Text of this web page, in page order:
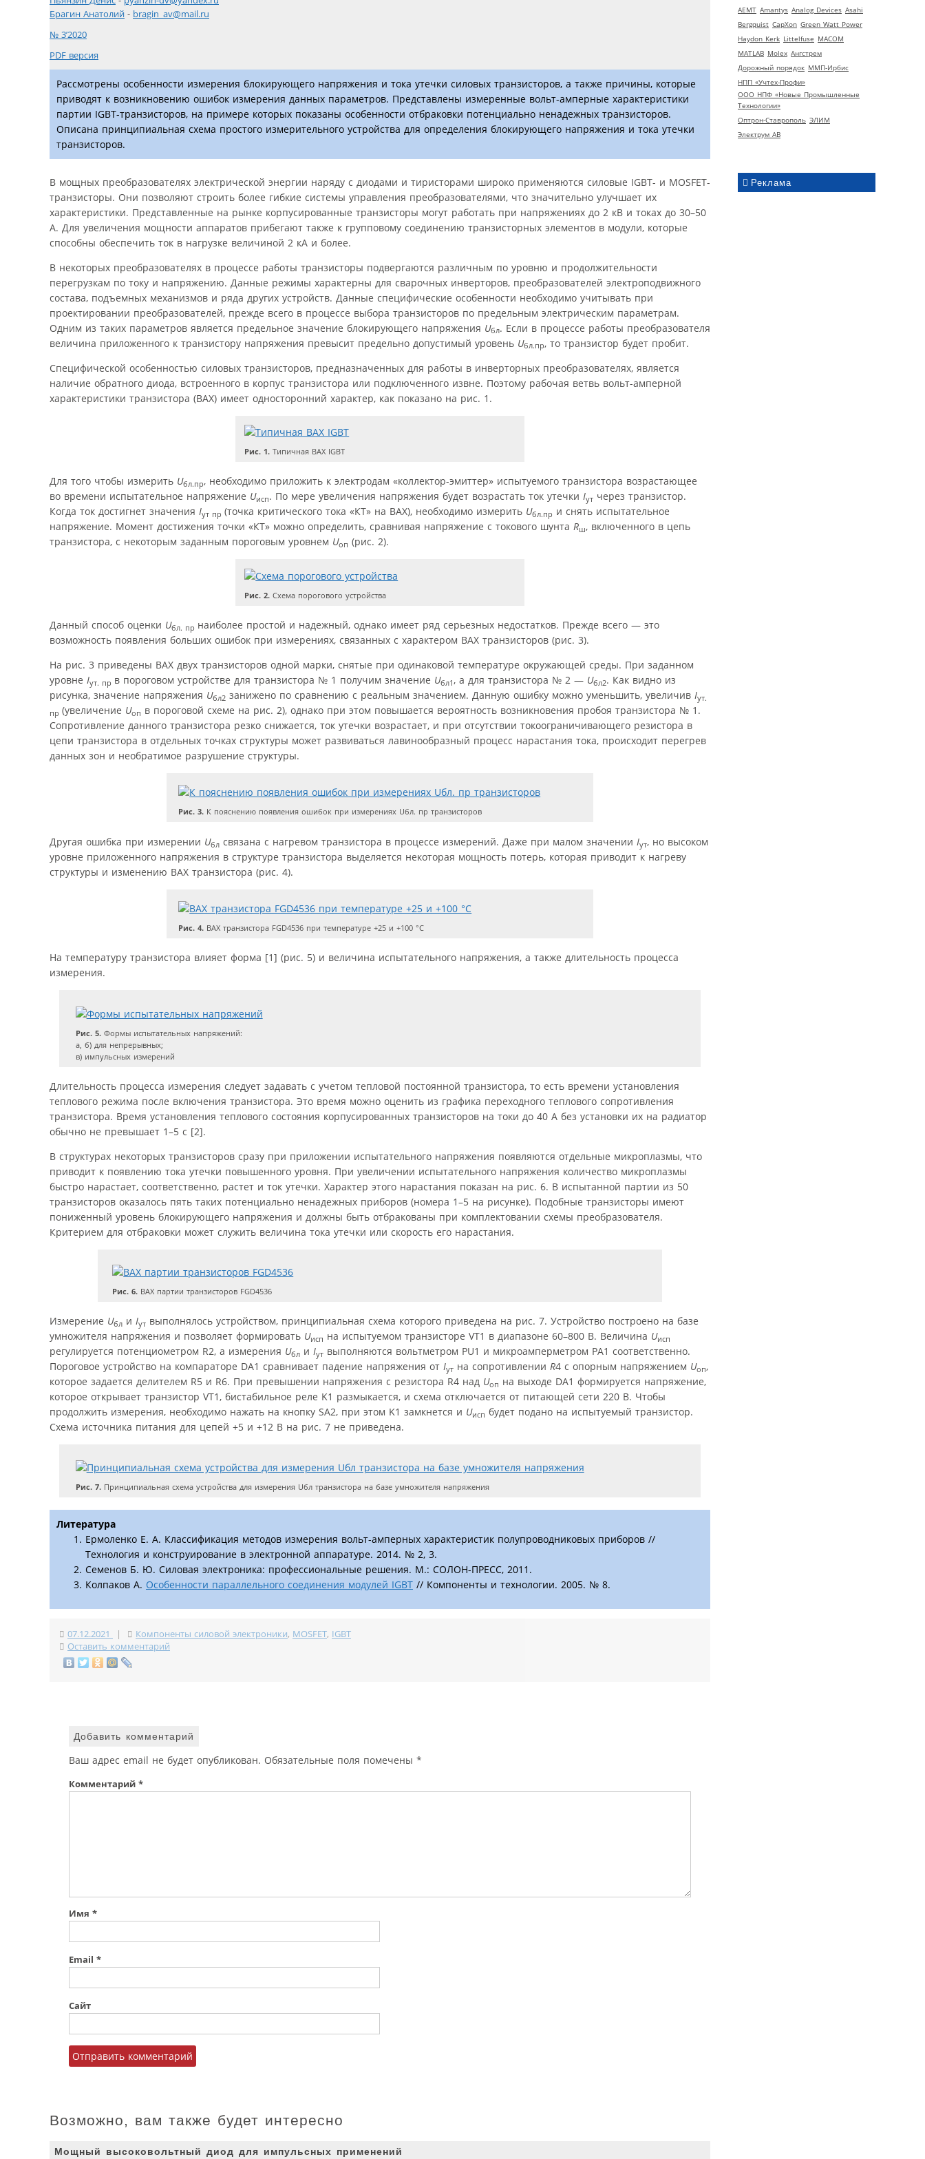
AEMT Amantys Analog Devices Asahi
Bergquist CapXon Green Watt Power
Haydon Kerk Littelfuse MACOM
MATLAB Molex Ангстрем
Дорожный порядок ММП-Ирбис
НПП «Учтех-Профи»
ООО НПФ «Новые Промышленные
Технологии»
Оптрон-Ставрополь ЭЛИМ
Электрум АВ
Реклама
Брагин Анатолий - bragin_av@mail.ru
№ 3’2020
PDF версия
Рассмотрены особенности измерения блокирующего напряжения и тока утечки силовых транзисторов, а также причины, которые
приводят к возникновению ошибок измерения данных параметров. Представлены измеренные вольт-амперные характеристики
партии IGBT-транзисторов, на примере которых показаны особенности отбраковки потенциально ненадежных транзисторов.
Описана принципиальная схема простого измерительного устройства для определения блокирующего напряжения и тока утечки
транзисторов.
В мощных преобразователях электрической энергии наряду с диодами и тиристорами широко применяются силовые IGBT- и MOSFET-
транзисторы. Они позволяют строить более гибкие системы управления преобразователями, что значительно улучшает их
характеристики. Представленные на рынке корпусированные транзисторы могут работать при напряжениях до 2 кВ и токах до 30–50
А. Для увеличения мощности аппаратов прибегают также к групповому соединению транзисторных элементов в модули, которые
способны обеспечить ток в нагрузке величиной 2 кА и более.
В некоторых преобразователях в процессе работы транзисторы подвергаются различным по уровню и продолжительности
перегрузкам по току и напряжению. Данные режимы характерны для сварочных инверторов, преобразователей электроподвижного
состава, подъемных механизмов и ряда других устройств. Данные специфические особенности необходимо учитывать при
проектировании преобразователей, прежде всего в процессе выбора транзисторов по предельным электрическим параметрам.
Одним из таких параметров является предельное значение блокирующего напряжения Uбл. Если в процессе работы преобразователя
величина приложенного к транзистору напряжения превысит предельно допустимый уровень Uбл.пр, то транзистор будет пробит.
Специфической особенностью силовых транзисторов, предназначенных для работы в инверторных преобразователях, является
наличие обратного диода, встроенного в корпус транзистора или подключенного извне. Поэтому рабочая ветвь вольт-амперной
характеристики транзистора (ВАХ) имеет односторонний характер, как показано на рис. 1.
Рис. 1. Типичная ВАХ IGBT
Для того чтобы измерить Uбл.пр, необходимо приложить к электродам «коллектор-эмиттер» испытуемого транзистора возрастающее
во времени испытательное напряжение Uисп. По мере увеличения напряжения будет возрастать ток утечки Iут через транзистор.
Когда ток достигнет значения Iут пр (точка критического тока «КТ» на ВАХ), необходимо измерить Uбл.пр и снять испытательное
напряжение. Момент достижения точки «КТ» можно определить, сравнивая напряжение с токового шунта Rш, включенного в цепь
транзистора, с некоторым заданным пороговым уровнем Uоп (рис. 2).
Рис. 2. Схема порогового устройства
Данный способ оценки Uбл. пр наиболее простой и надежный, однако имеет ряд серьезных недостатков. Прежде всего — это
возможность появления больших ошибок при измерениях, связанных с характером ВАХ транзисторов (рис. 3).
На рис. 3 приведены ВАХ двух транзисторов одной марки, снятые при одинаковой температуре окружающей среды. При заданном
уровне Iут. пр в пороговом устройстве для транзистора № 1 получим значение Uбл1, а для транзистора № 2 — Uбл2. Как видно из
рисунка, значение напряжения Uбл2 занижено по сравнению с реальным значением. Данную ошибку можно уменьшить, увеличив Iут.
пр (увеличение Uоп в пороговой схеме на рис. 2), однако при этом повышается вероятность возникновения пробоя транзистора № 1.
Сопротивление данного транзистора резко снижается, ток утечки возрастает, и при отсутствии токоограничивающего резистора в
цепи транзистора в отдельных точках структуры может развиваться лавинообразный процесс нарастания тока, происходит перегрев
данных зон и необратимое разрушение структуры.
Рис. 3. К пояснению появления ошибок при измерениях Uбл. пр транзисторов
Другая ошибка при измерении Uбл связана с нагревом транзистора в процессе измерений. Даже при малом значении Iут, но высоком
уровне приложенного напряжения в структуре транзистора выделяется некоторая мощность потерь, которая приводит к нагреву
структуры и изменению ВАХ транзистора (рис. 4).
Рис. 4. ВАХ транзистора FGD4536 при температуре +25 и +100 °С
На температуру транзистора влияет форма [1] (рис. 5) и величина испытательного напряжения, а также длительность процесса
измерения.
Рис. 5.Формы испытательных напряжений:
а, б) для непрерывных;
в) импульсных измерений
Длительность процесса измерения следует задавать с учетом тепловой постоянной транзистора, то есть времени установления
теплового режима после включения транзистора. Это время можно оценить из графика переходного теплового сопротивления
транзистора. Время установления теплового состояния корпусированных транзисторов на токи до 40 А без установки их на радиатор
обычно не превышает 1–5 с [2].
В структурах некоторых транзисторов сразу при приложении испытательного напряжения появляются отдельные микроплазмы, что
приводит к появлению тока утечки повышенного уровня. При увеличении испытательного напряжения количество микроплазмы
быстро нарастает, соответственно, растет и ток утечки. Характер этого нарастания показан на рис. 6. В испытанной партии из 50
транзисторов оказалось пять таких потенциально ненадежных приборов (номера 1–5 на рисунке). Подобные транзисторы имеют
пониженный уровень блокирующего напряжения и должны быть отбракованы при комплектовании схемы преобразователя.
Критерием для отбраковки может служить величина тока утечки или скорость его нарастания.
Рис. 6. ВАХ партии транзисторов FGD4536
Измерение Uбл и Iут выполнялось устройством, принципиальная схема которого приведена на рис. 7. Устройство построено на базе
умножителя напряжения и позволяет формировать Uисп на испытуемом транзисторе VT1 в диапазоне 60–800 В. Величина Uисп
регулируется потенциометром R2, а измерения Uбл и Iут выполняются вольтметром PU1 и микроамперметром PA1 соответственно.
Пороговое устройство на компараторе DA1 сравнивает падение напряжения от Iут на сопротивлении R4 с опорным напряжением Uоп,
которое задается делителем R5 и R6. При превышении напряжения с резистора R4 над Uоп на выходе DA1 формируется напряжение,
которое открывает транзистор VT1, бистабильное реле K1 размыкается, и схема отключается от питающей сети 220 В. Чтобы
продолжить измерения, необходимо нажать на кнопку SA2, при этом K1 замкнется и Uисп будет подано на испытуемый транзистор.
Схема источника питания для цепей +5 и +12 В на рис. 7 не приведена.
Рис. 7.Принципиальная схема устройства для измерения Uбл транзистора на базе умножителя напряжения
Литература
Ермоленко Е. А. Классификация методов измерения вольт-амперных характеристик полупроводниковых приборов //
Технология и конструирование в электронной аппаратуре. 2014. № 2, 3.
Семенов Б. Ю. Силовая электроника: профессиональные решения. М.: СОЛОН-ПРЕСС, 2011.
Колпаков А. Особенности параллельного соединения модулей IGBT // Компоненты и технологии. 2005. № 8.
07.12.2021 | Компоненты силовой электроники, MOSFET, IGBT
Оставить комментарий
Добавить комментарий
Ваш адрес email не будет опубликован. Обязательные поля помечены *
Комментарий *
Имя *
Email *
Сайт
Возможно, вам также будет интересно
Мощный высоковольтный диод для импульсных применений